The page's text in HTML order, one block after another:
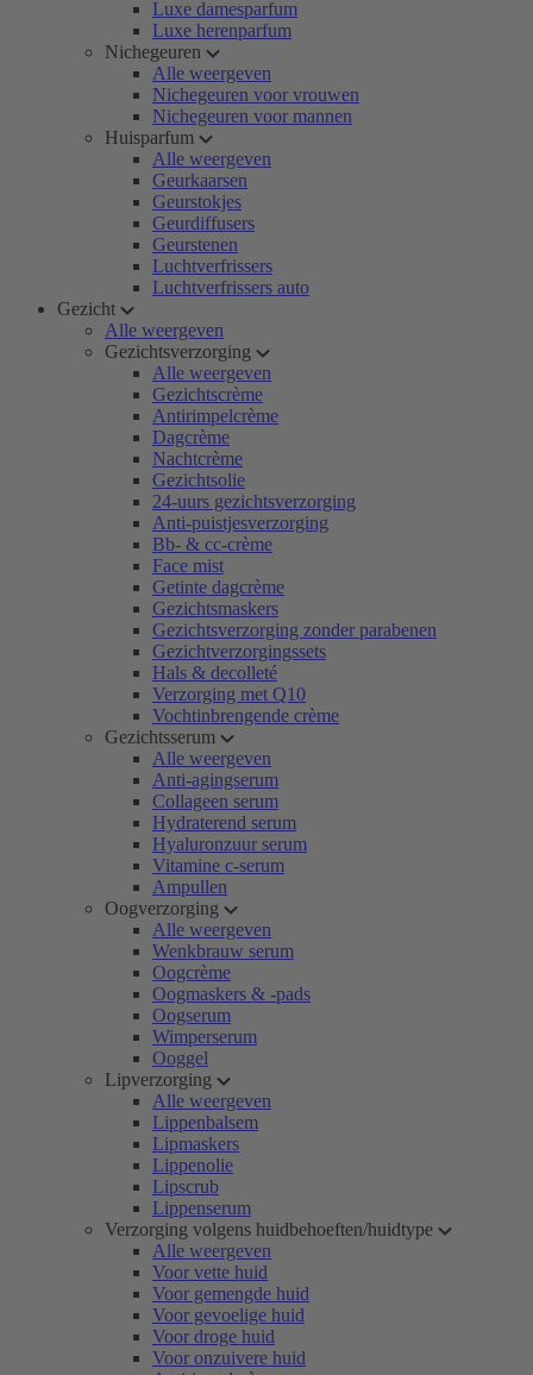
Luxe damesparfum
Luxe herenparfum
Nichegeuren
Alle weergeven
Nichegeuren voor vrouwen
Nichegeuren voor mannen
Huisparfum
Alle weergeven
Geurkaarsen
Geurstokjes
Geurdiffusers
Geurstenen
Luchtverfrissers
Luchtverfrissers auto
Gezicht
Alle weergeven
Gezichtsverzorging
Alle weergeven
Gezichtscrème
Antirimpelcrème
Dagcrème
Nachtcrème
Gezichtsolie
24-uurs gezichtsverzorging
Anti-puistjesverzorging
Bb- & cc-crème
Face mist
Getinte dagcrème
Gezichtsmaskers
Gezichtsverzorging zonder parabenen
Gezichtverzorgingssets
Hals & decolleté
Verzorging met Q10
Vochtinbrengende crème
Gezichtsserum
Alle weergeven
Anti-agingserum
Collageen serum
Hydraterend serum
Hyaluronzuur serum
Vitamine c-serum
Ampullen
Oogverzorging
Alle weergeven
Wenkbrauw serum
Oogcrème
Oogmaskers & -pads
Oogserum
Wimperserum
Ooggel
Lipverzorging
Alle weergeven
Lippenbalsem
Lipmaskers
Lippenolie
Lipscrub
Lippenserum
Verzorging volgens huidbehoeften/huidtype
Alle weergeven
Voor vette huid
Voor gemengde huid
Voor gevoelige huid
Voor droge huid
Voor onzuivere huid